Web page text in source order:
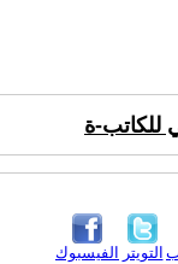
للكاتب-ة
الفيسبوك التويتر